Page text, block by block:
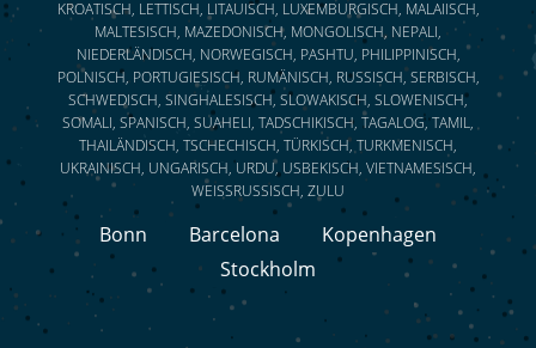
KROATISCH, LETTISCH, LITAUISCH, LUXEMBURGISCH, MALAIISCH,
MALTESISCH, MAZEDONISCH, MONGOLISCH, NEPALI,
NIEDERLÄNDISCH, NORWEGISCH, PASHTU, PHILIPPINISCH,
POLNISCH, PORTUGIESISCH, RUMÄNISCH, RUSSISCH, SERBISCH,
SCHWEDISCH, SINGHALESISCH, SLOWAKISCH, SLOWENISCH,
SOMALI, SPANISCH, SUAHELI, TADSCHIKISCH, TAGALOG, TAMIL,
THAILÄNDISCH, TSCHECHISCH, TÜRKISCH, TURKMENISCH,
UKRAINISCH, UNGARISCH, URDU, USBEKISCH, VIETNAMESISCH,
WEISSRUSSISCH, ZULU
Bonn Barcelona
Kopenhagen
Stockholm